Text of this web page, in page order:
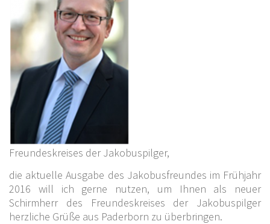
Freundeskreises der Jakobuspilger,
die aktuelle Ausgabe des Jakobusfreundes im Frühjahr
2016 will ich gerne nutzen, um Ihnen als neuer
Schirmherr des Freundeskreises der Jakobuspilger
herzliche Grüße aus Paderborn zu überbringen.